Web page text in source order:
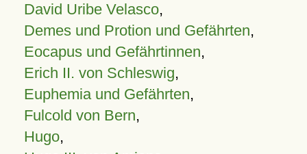
David Uribe Velasco,
Demes und Protion und Gefährten,
Eocapus und Gefährtinnen,
Erich II. von Schleswig,
Euphemia und Gefährten,
Fulcold von Bern,
Hugo,